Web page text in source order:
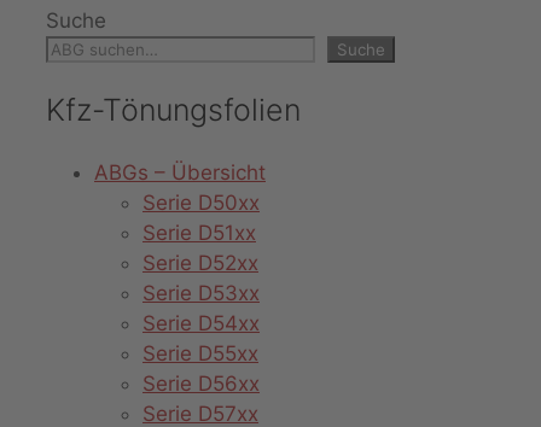
Suche
Suche
Kfz-Tönungsfolien
ABGs – Übersicht
Serie D50xx
Serie D51xx
Serie D52xx
Serie D53xx
Serie D54xx
Serie D55xx
Serie D56xx
Serie D57xx